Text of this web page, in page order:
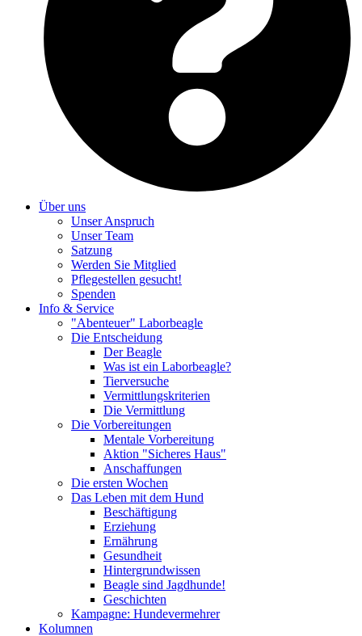
Über uns
Unser Anspruch
Unser Team
Satzung
Werden Sie Mitglied
Pflegestellen gesucht!
Spenden
Info & Service
"Abenteuer" Laborbeagle
Die Entscheidung
Der Beagle
Was ist ein Laborbeagle?
Tierversuche
Vermittlungskriterien
Die Vermittlung
Die Vorbereitungen
Mentale Vorbereitung
Aktion "Sicheres Haus"
Anschaffungen
Die ersten Wochen
Das Leben mit dem Hund
Beschäftigung
Erziehung
Ernährung
Gesundheit
Hintergrundwissen
Beagle sind Jagdhunde!
Geschichten
Kampagne: Hundevermehrer
Kolumnen